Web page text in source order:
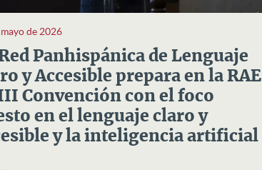
de 2026
Panhispánica de Lenguaje
y Accesible prepara en la RAE
Convención con el foco
en el lenguaje claro y
y la inteligencia artificial